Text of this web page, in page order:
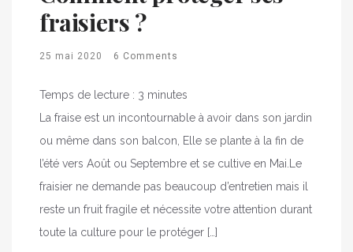
fraisiers ?
25 mai 2020 6 Comments
Temps de lecture : 3 minutes
La fraise est un incontournable à avoir dans son jardin
ou même dans son balcon, Elle se plante à la fin de
l’été vers Août ou Septembre et se cultive en Mai.Le
fraisier ne demande pas beaucoup d’entretien mais il
reste un fruit fragile et nécessite votre attention durant
toute la culture pour le protéger […]